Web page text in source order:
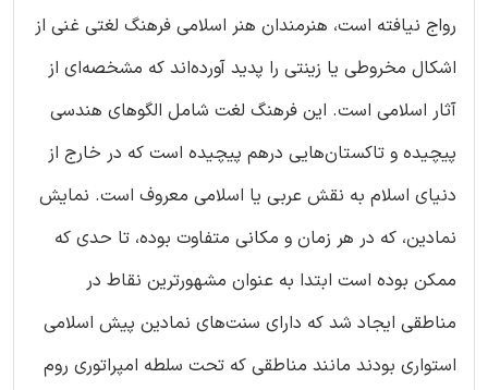
رواج نیافته است، هنرمندان هنر اسلامی فرهنگ لغتی غنی از
اشکال مخروطی یا زینتی را پدید آورده‌اند که مشخصه‌ای از
آثار اسلامی است. این فرهنگ لغت شامل الگوهای هندسی
پیچیده و تاکستان‌هایی درهم پیچیده است که در خارج از
دنیای اسلام به نقش عربی یا اسلامی معروف است. نمایش
نمادین، که در هر زمان و مکانی متفاوت بوده، تا حدی که
ممکن بوده است ابتدا به عنوان مشهورترین نقاط در
مناطقی ایجاد شد که دارای سنت‌های نمادین پیش اسلامی
استواری بودند مانند مناطقی که تحت سلطه امپراتوری روم